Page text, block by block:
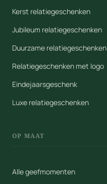
Kerst relatiegeschenken
Jubileum relatiegeschenken
Duurzame relatiegeschenken
Relatiegeschenken met logo
Eindejaarsgeschenk
Luxe relatiegeschenken
OP MAAT
Alle geefmomenten